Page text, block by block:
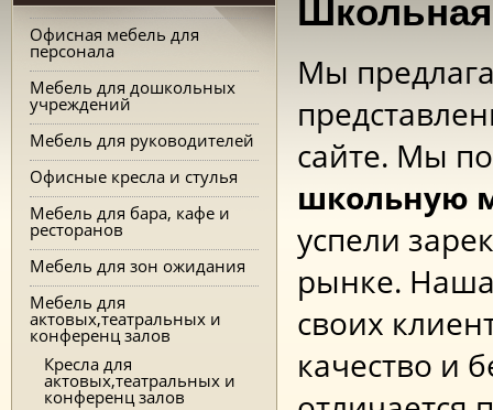
Офисная мебель для
персонала
Мебель для дошкольных
учреждений
Мебель для руководителей
Офисные кресла и стулья
Мебель для бара, кафе и
ресторанов
Мебель для зон ожидания
Мебель для
актовых,театральных и
конференц залов
Кресла для
актовых,театральных и
конференц залов
Мы
сайте. Мы
школьную
успели
рынке.
своих
качество и